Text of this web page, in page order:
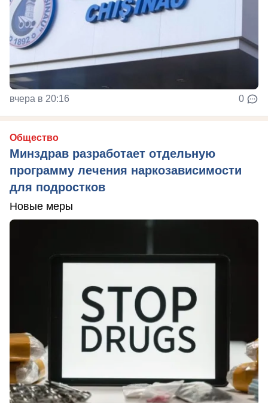
вчера в 20:16 0
Общество
Минздрав разработает отдельную
программу лечения наркозависимости
для подростков
Новые меры